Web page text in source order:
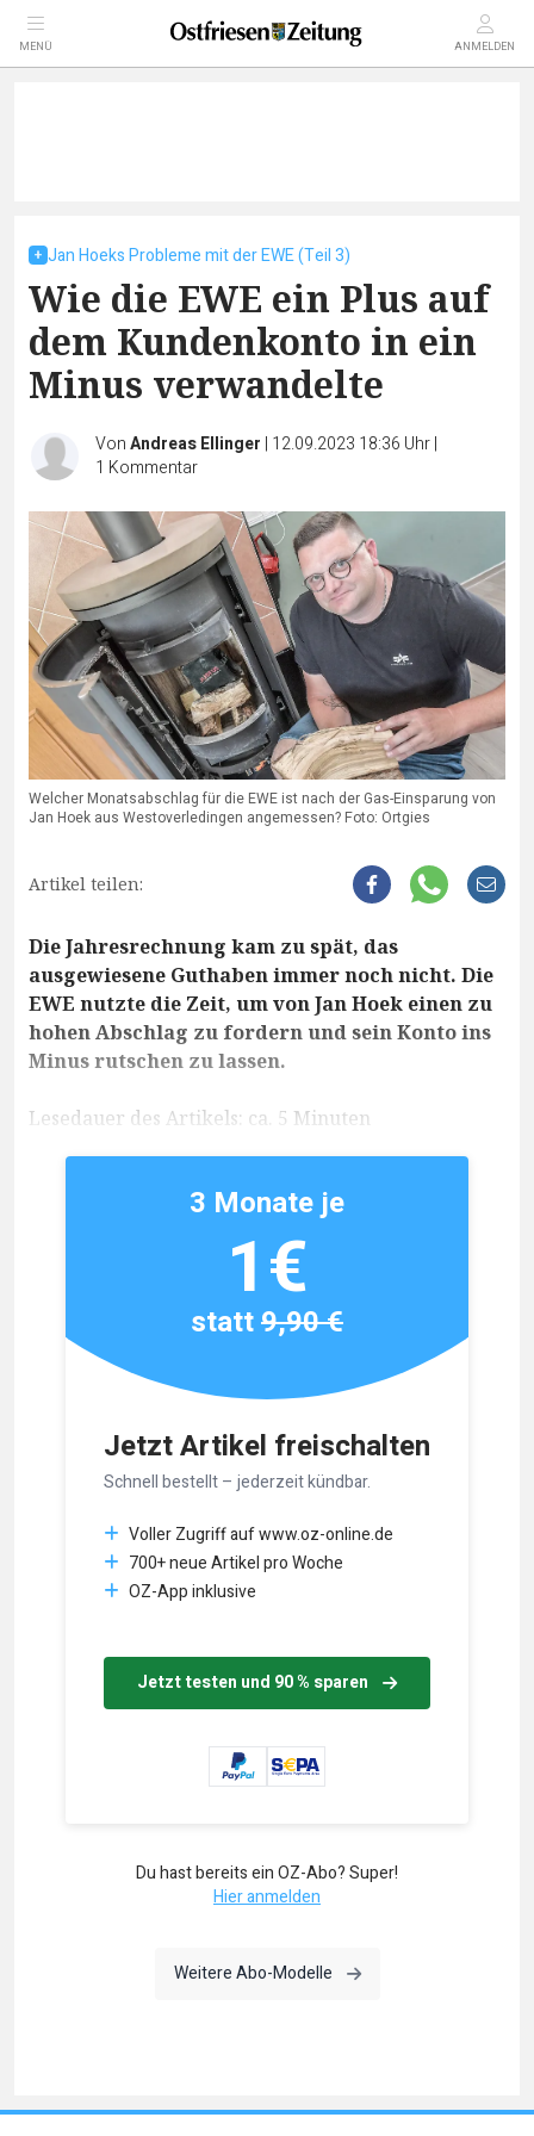
MENÜ ANMELDEN
Jan Hoeks Probleme mit der EWE (Teil 3)
Wie die EWE ein Plus auf
dem Kundenkonto in ein
Minus verwandelte
VonAndreas Ellinger | 12.09.2023 18:36 Uhr|
1 Kommentar
Welcher Monatsabschlag für die EWE ist nach der Gas-Einsparung von
Jan Hoek aus Westoverledingen angemessen? Foto: Ortgies
Artikel teilen:
Die Jahresrechnung kam zu spät, das
ausgewiesene Guthaben immer noch nicht. Die
EWE nutzte die Zeit, um von Jan Hoek einen zu
hohen Abschlag zu fordern und sein Konto ins
Minus rutschen zu lassen.
Lesedauer des Artikels: ca. 5 Minuten
Jetzt Artikel freischalten
Schnell bestellt – jederzeit kündbar.
Voller Zugriff auf www.oz-online.de
700+ neue Artikel pro Woche
OZ-App inklusive
Jetzt testen und 90 % sparen
3 Monate je
1€
statt9,90 €
Du hast bereits ein OZ-Abo? Super!
Hier anmelden
Weitere Abo-Modelle